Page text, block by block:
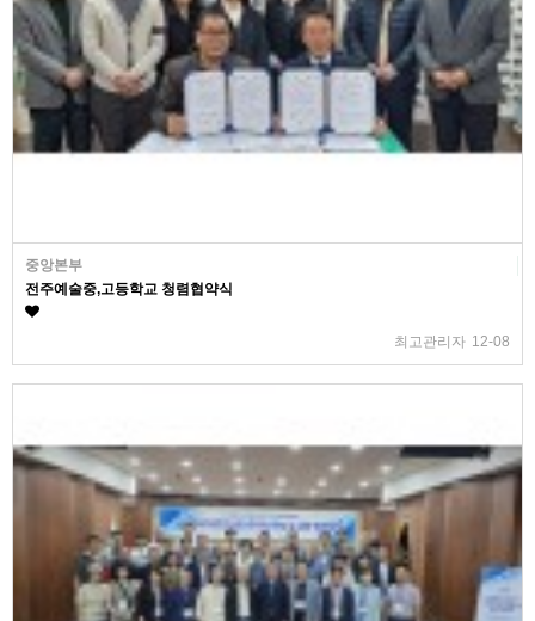
중앙본부
전주예술중,고등학교 청렴협약식
최고관리자 12-08